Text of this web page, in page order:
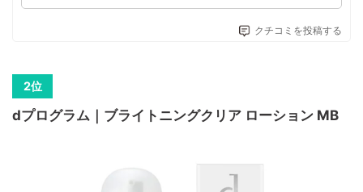
クチコミを投稿する
dプログラム｜ブライトニングクリア ローション MB